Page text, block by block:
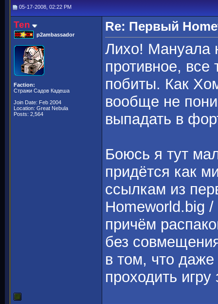
05-17-2008, 02:22 PM
Ten
p2ambassador
Faction:
Стражи Садов Кадеша
Join Date: Feb 2004
Location: Great Nebula
Posts: 2,564
Re: Первый
Лихо! Мануала
противное,
побиты. Как
вообще не
выпадать в
Боюсь я тут
придётся как
ссылкам из
Homeworld.big
причём
без
в том, что даже
проходить игру